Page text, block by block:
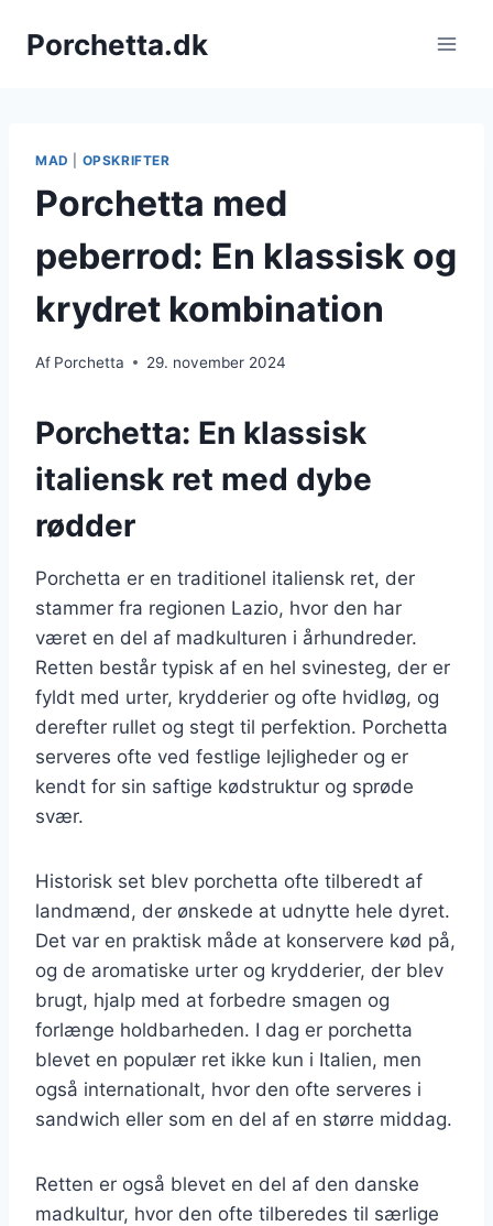
Porchetta.dk
MAD OPSKRIFTER
Porchetta med
peberrod: En klassisk og
krydret kombination
Af Porchetta 29. november 2024
Porchetta: En klassisk
italiensk ret med dybe
rødder
Porchetta er en traditionel italiensk ret, der
stammer fra regionen Lazio, hvor den har
været en del af madkulturen i århundreder.
Retten består typisk af en hel svinesteg, der er
fyldt med urter, krydderier og ofte hvidløg, og
derefter rullet og stegt til perfektion. Porchetta
serveres ofte ved festlige lejligheder og er
kendt for sin saftige kødstruktur og sprøde
svær.
Historisk set blev porchetta ofte tilberedt af
landmænd, der ønskede at udnytte hele dyret.
Det var en praktisk måde at konservere kød på,
og de aromatiske urter og krydderier, der blev
brugt, hjalp med at forbedre smagen og
forlænge holdbarheden. I dag er porchetta
blevet en populær ret ikke kun i Italien, men
også internationalt, hvor den ofte serveres i
sandwich eller som en del af en større middag.
Retten er også blevet en del af den danske
madkultur, hvor den ofte tilberedes til særlige